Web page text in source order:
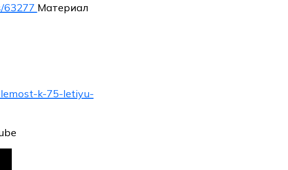
63277 Материал
k-75-letiyu-